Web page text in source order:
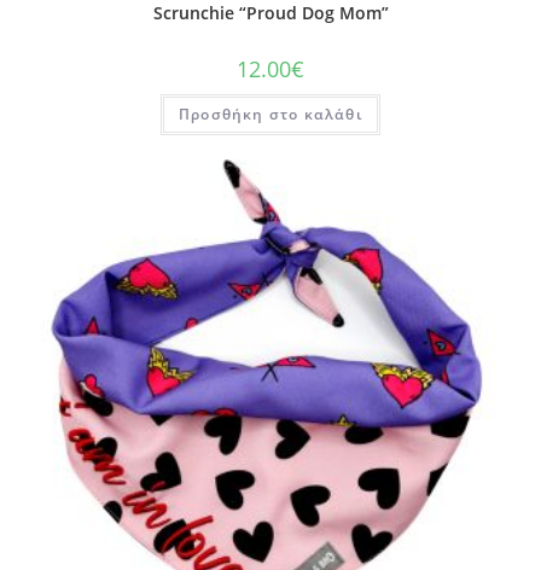
Scrunchie “Proud Dog Mom”
12.00€
Προσθήκη στο καλάθι